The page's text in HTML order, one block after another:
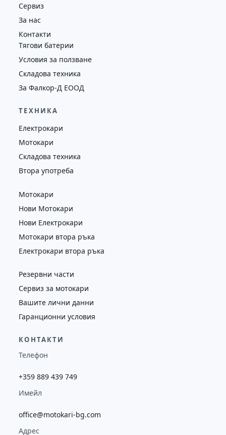
Сервиз
За нас
Контакти
Тягови батерии
Условия за ползване
Складова техника
За Фалкор-Д ЕООД
ТЕХНИКА
Електрокари
Мотокари
Складова техника
Втора употреба
Мотокари
Нови Мотокари
Нови Електрокари
Мотокари втора ръка
Електрокари втора ръка
Резервни части
Сервиз за мотокари
Вашите лични данни
Гаранционни условия
КОНТАКТИ
Телефон
+359 889 439 749
Имейл
office@motokari-bg.com
Адрес